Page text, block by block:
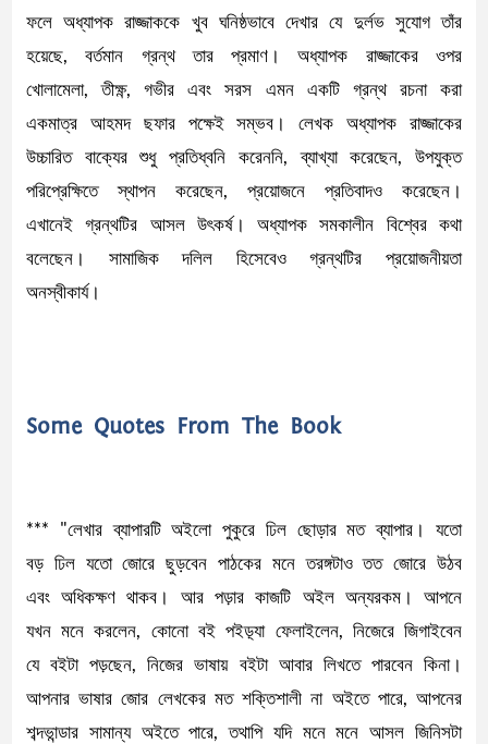
ফলে অধ্যাপক রাজ্জাককে খুব ঘনিষ্ঠভাবে দেখার যে দুর্লভ সুযোগ তাঁর
হয়েছে, বর্তমান গ্রন্থ তার প্রমাণ। অধ্যাপক রাজ্জাকের ওপর
খোলামেলা, তীক্ষ্ণ, গভীর এবং সরস এমন একটি গ্রন্থ রচনা করা
একমাত্র আহমদ ছফার পক্ষেই সম্ভব। লেখক অধ্যাপক রাজ্জাকের
উচ্চারিত বাক্যের শুধু প্রতিধ্বনি করেননি, ব্যাখ্যা করেছেন, উপযুক্ত
পরিপ্রেক্ষিতে স্থাপন করেছেন, প্রয়োজনে প্রতিবাদও করেছেন।
এখানেই গ্রন্থটির আসল উৎকর্ষ। অধ্যাপক সমকালীন বিশ্বের কথা
বলেছেন। সামাজিক দলিল হিসেবেও গ্রন্থটির প্রয়োজনীয়তা
অনস্বীকার্য।
Some Quotes From The Book
*** "লেখার ব্যাপারটি অইলো পুকুরে ঢিল ছোড়ার মত ব্যাপার। যতো
বড় ঢিল যতো জোরে ছুড়বেন পাঠকের মনে তরঙ্গটাও তত জোরে উঠব
এবং অধিকক্ষণ থাকব। আর পড়ার কাজটি অইল অন্যরকম। আপনে
যখন মনে করলেন, কোনো বই পইড়্যা ফেলাইলেন, নিজেরে জিগাইবেন
যে বইটা পড়ছেন, নিজের ভাষায় বইটা আবার লিখতে পারবেন কিনা।
আপনার ভাষার জোর লেখকের মত শক্তিশালী না অইতে পারে, আপনের
শব্দভান্ডার সামান্য অইতে পারে, তথাপি যদি মনে মনে আসল জিনিসটা